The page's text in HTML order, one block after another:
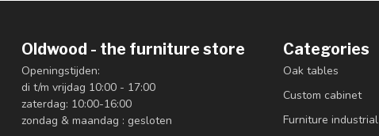
Oldwood - the furniture store
Openingstijden:
di t/m vrijdag 10:00 - 17:00
zaterdag: 10:00-16:00
zondag & maandag : gesloten
Categories
Oak tables
Custom cabinet
Furniture industrial